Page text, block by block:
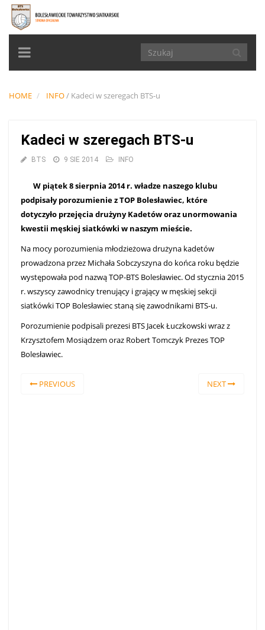
TOGGLE
NAVIGATION
HOME INFO/ Kadeci w szeregach BTS-u
Kadeci w szeregach BTS-u
BTS 9 SIE 2014 INFO
W piątek 8 sierpnia 2014 r. władze naszego klubu
podpisały porozumienie z TOP Bolesławiec, które
dotyczyło przejęcia drużyny Kadetów oraz unormowania
kwestii męskiej siatkówki w naszym mieście.
Na mocy porozumienia młodzieżowa drużyna kadetów
prowadzona przez Michała Sobczyszyna do końca roku będzie
występowała pod nazwą TOP-BTS Bolesławiec. Od stycznia 2015
r. wszyscy zawodnicy trenujący i grający w męskiej sekcji
siatkówki TOP Bolesławiec staną się zawodnikami BTS-u.
Porozumienie podpisali prezesi BTS Jacek Łuczkowski wraz z
Krzysztofem Mosiądzem oraz Robert Tomczyk Prezes TOP
Bolesławiec.
PREVIOUS NEXT